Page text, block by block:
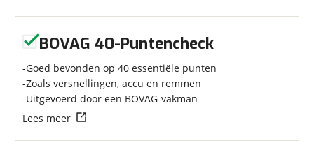
Kleur
Groen
Fabriekskleur
Mint Green
E-bike
Telefoonnummer (optioneel)
Vraag mijn reservering aan
BOVAG 40-Puntencheck
Goed bevonden op 40 essentiële punten
Zoals versnellingen, accu en remmen
Uitgevoerd door een BOVAG-vakman
Lees meer